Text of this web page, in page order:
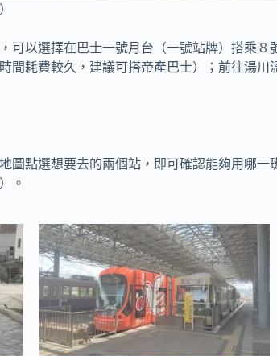
可以選擇在巴士一號月台（一號站牌）搭乘８
間耗費較久，建議可搭帝產巴士）；前往湯川
圖點選想要去的兩個站，即可確認能夠用哪
。